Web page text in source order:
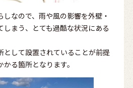
なので、雨や風の影響を外壁・
まう、とても過酷な状況にある
として設置されていることが前提
る箇所となります。